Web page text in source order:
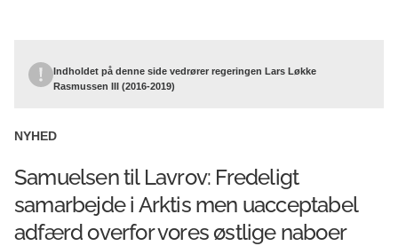
Indholdet på denne side vedrører regeringen Lars Løkke
Rasmussen III (2016-2019)
NYHED
Samuelsen til Lavrov: Fredeligt
samarbejde i Arktis men uacceptabel
adfærd overfor vores østlige naboer